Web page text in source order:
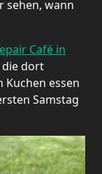
sehen, wann
Café in
die dort
essen
Samstag